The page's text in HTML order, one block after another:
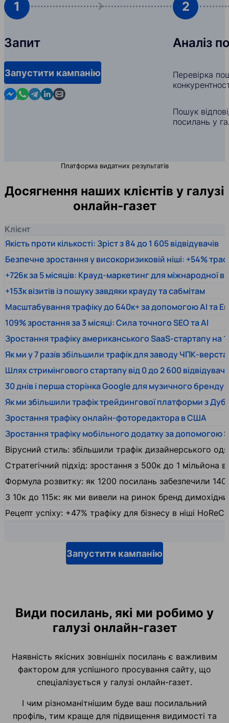
1
Запит
Запустити кампанію
Contact us in Messenger
Contact us in WhatsApp
Contact us in Telegram
Contact us in Linkedin
Contact us by email
2
Аналіз
Перевірка
Пошук
посилань у
Платформа видатних результатів
Досягнення наших клієнтів у галузі
онлайн-газет
Клієнт
Якість проти кількості: Зріст з 84 до 1 605 відвідувачів
Безпечне зростання у високоризиковій ніші: +54%
+726к за 5 місяців: Крауд-маркетинг для міжнародної
+153к візитів із пошуку завдяки крауду та сабмітам
Масштабування трафіку до 640к+ за допомогою AI та
109% зростання за 3 місяці: Сила точного SEO та AI
Зростання трафіку американського SaaS-стартапу на
Як ми у 7 разів збільшили трафік для заводу ЧПК-
Шлях стримінгового стартапу від 0 до 2 600
30 днів і перша сторінка Google для музичного бренду
Як ми збільшили трафік трейдингової платформи з
Зростання трафіку онлайн-фоторедактора в США
Зростання трафіку мобільного додатку за допомогою
Вірусний стиль: збільшили трафік дизайнерського
Стратегічний підхід: зростання з 500к до 1 мільйона
Формула розвитку: як 1200 посилань забезпечили
З 10к до 115к: як ми вивели на ринок бренд
Рецепт успіху: +47% трафіку для бізнесу в ніші HoReCa
Запустити кампанію
Види посилань, які ми робимо у
галузі онлайн-газет
Наявність якісних зовнішніх посилань є важливим
фактором для успішного просування сайту, що
спеціалізується у галузі онлайн-газет.
І чим різноманітнішим буде ваш посилальний
профіль, тим краще для підвищення видимості та